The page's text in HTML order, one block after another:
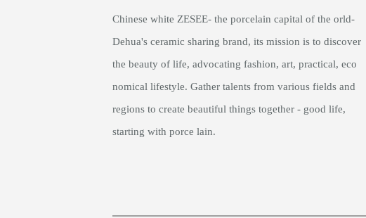
Chinese white ZESEE- the porcelain capital of the orld-
Dehua's ceramic sharing brand, its mission is to discover
the beauty of life, advocating fashion, art, practical, eco
nomical lifestyle. Gather talents from various fields and
regions to create beautiful things together - good life,
starting with porce lain.